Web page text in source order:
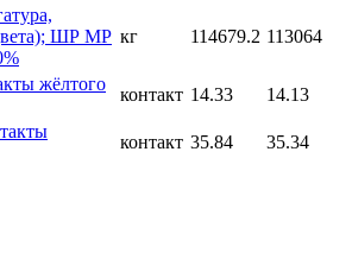
ШР МР кг 114679.2 113064
жёлтого
контакт 14.33
14.13
контакт 35.84 35.34